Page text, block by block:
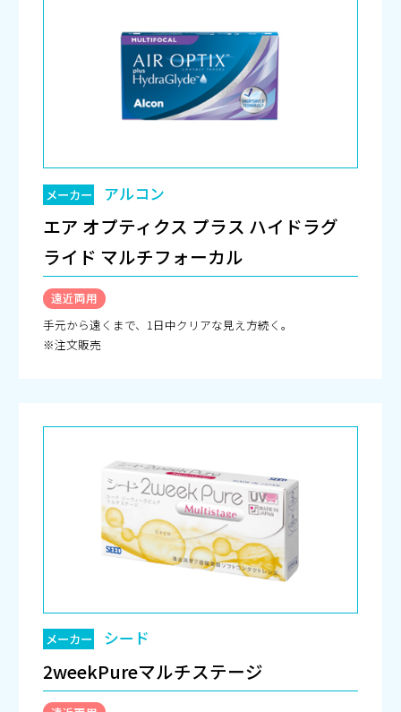
メーカー アルコン
エア オプティクス プラス ハイドラグ
ライド マルチフォーカル
遠近両用
手元から遠くまで、1日中クリアな見え方続く。
※注文販売
メーカー シード
2weekPureマルチステージ